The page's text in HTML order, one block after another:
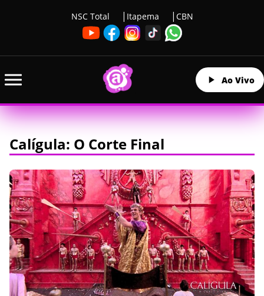
NSC Total Itapema CBN
Ao Vivo
Calígula: O Corte Final